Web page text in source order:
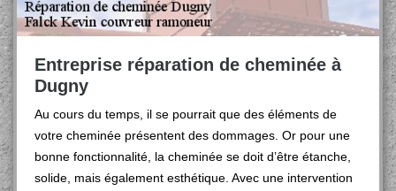
Entreprise réparation de cheminée à
Dugny
Au cours du temps, il se pourrait que des éléments de
votre cheminée présentent des dommages. Or pour une
bonne fonctionnalité, la cheminée se doit d’être étanche,
solide, mais également esthétique. Avec une intervention